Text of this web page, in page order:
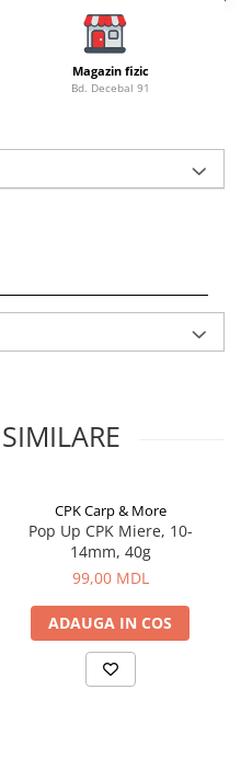
Magazin fizic
Bd. Decebal 91
CPK Carp & More
Pop Up CPK Miere, 10-
14mm, 40g
99,00 MDL
ADAUGA IN COS